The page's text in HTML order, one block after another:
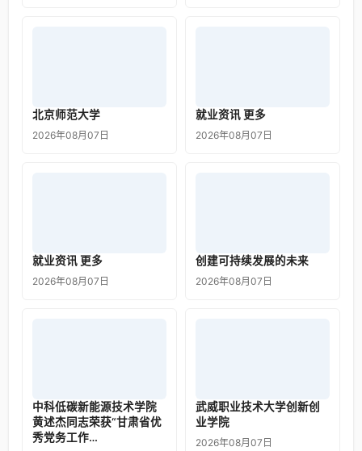
北京师范大学
2026年08月07日
就业资讯 更多
2026年08月07日
就业资讯 更多
2026年08月07日
创建可持续发展的未来
2026年08月07日
中科低碳新能源技术学院
黄述杰同志荣获“甘肃省优
秀党务工作…
武威职业技术大学创新创
业学院
2026年08月07日